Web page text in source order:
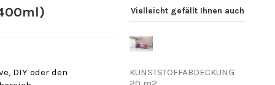
DIY oder den
Vielleicht gefällt Ihnen auch
KUNSTSTOFFABDECKUNG